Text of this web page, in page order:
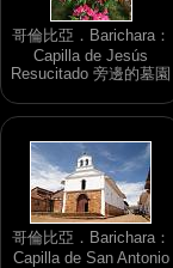
哥倫比亞．Barichara：
Capilla de Jesús
Resucitado 旁邊的墓園
哥倫比亞．Barichara：
Capilla de San Antonio